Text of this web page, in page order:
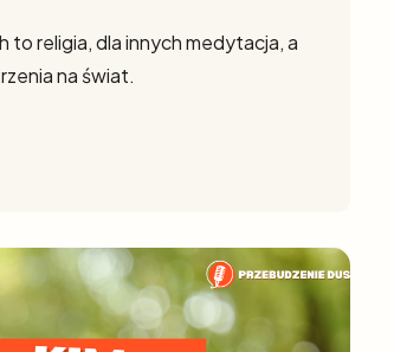
religia, dla innych medytacja, a
na świat.